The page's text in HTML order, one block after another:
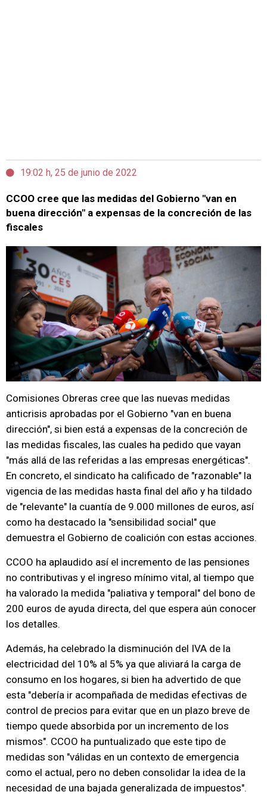
19:02 h, 25 de junio de 2022
CCOO cree que las medidas del Gobierno "van en
buena dirección" a expensas de la concreción de las
fiscales
Comisiones Obreras cree que las nuevas medidas
anticrisis aprobadas por el Gobierno "van en buena
dirección", si bien está a expensas de la concreción de
las medidas fiscales, las cuales ha pedido que vayan
"más allá de las referidas a las empresas energéticas".
En concreto, el sindicato ha calificado de "razonable" la
vigencia de las medidas hasta final del año y ha tildado
de "relevante" la cuantía de 9.000 millones de euros, así
como ha destacado la "sensibilidad social" que
demuestra el Gobierno de coalición con estas acciones.
CCOO ha aplaudido así el incremento de las pensiones
no contributivas y el ingreso mínimo vital, al tiempo que
ha valorado la medida "paliativa y temporal" del bono de
200 euros de ayuda directa, del que espera aún conocer
los detalles.
Además, ha celebrado la disminución del IVA de la
electricidad del 10% al 5% ya que aliviará la carga de
consumo en los hogares, si bien ha advertido de que
esta "debería ir acompañada de medidas efectivas de
control de precios para evitar que en un plazo breve de
tiempo quede absorbida por un incremento de los
mismos". CCOO ha puntualizado que este tipo de
medidas son "válidas en un contexto de emergencia
como el actual, pero no deben consolidar la idea de la
necesidad de una bajada generalizada de impuestos".